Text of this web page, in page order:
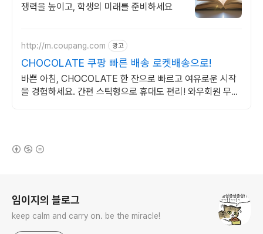
쟁력을 높이고, 학생의 미래를 준비하세요
http://m.coupang.com 광고
CHOCOLATE 쿠팡 빠른 배송 로켓배송으로!
바쁜 아침, CHOCOLATE 한 잔으로 빠르고 여유로운 시작
을 경험하세요. 간편 스틱형으로 휴대도 편리! 와우회원 무료
임이지의 블로그
keep calm and carry on. be the miracle!